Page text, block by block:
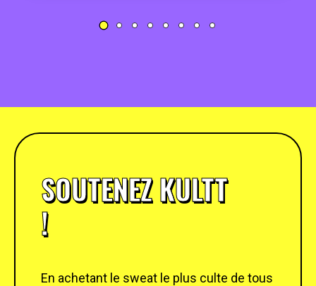
SOUTENEZ KULTT
!
En achetant le sweat le plus culte de tous